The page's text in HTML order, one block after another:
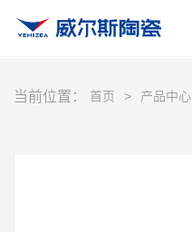
当前位置： 首页 产品中心